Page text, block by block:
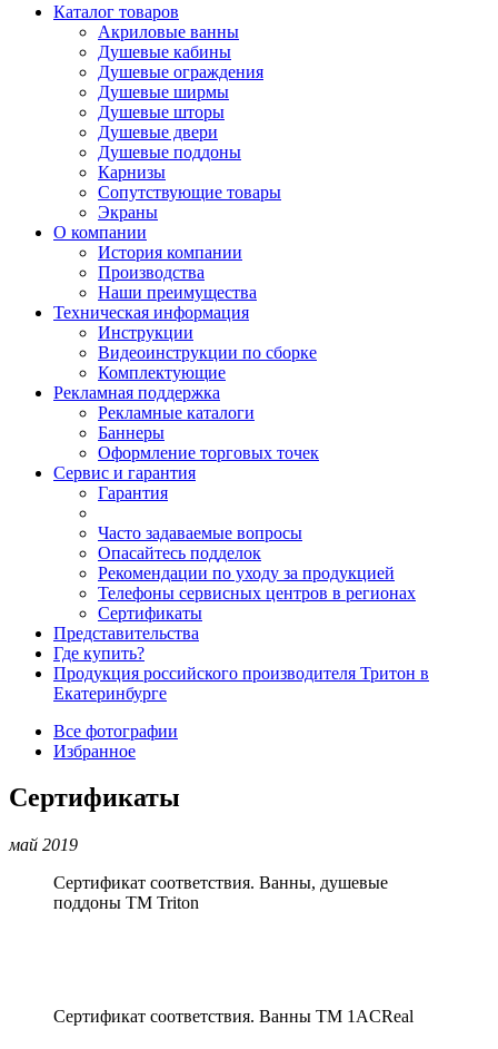
Каталог товаров
Акриловые ванны
Душевые кабины
Душевые ограждения
Душевые ширмы
Душевые шторы
Душевые двери
Душевые поддоны
Карнизы
Сопутствующие товары
Экраны
О компании
История компании
Производства
Наши преимущества
Техническая информация
Инструкции
Видеоинструкции по сборке
Комплектующие
Рекламная поддержка
Рекламные каталоги
Баннеры
Оформление торговых точек
Сервис и гарантия
Гарантия
Часто задаваемые вопросы
Опасайтесь подделок
Рекомендации по уходу за продукцией
Телефоны сервисных центров в регионах
Сертификаты
Представительства
Где купить?
Продукция российского производителя Тритон в
Екатеринбурге
Все фотографии
Избранное
Сертификаты
май 2019
Сертификат соответствия. Ванны, душевые
поддоны ТМ Triton
Сертификат соответствия. Ванны ТМ 1ACReal